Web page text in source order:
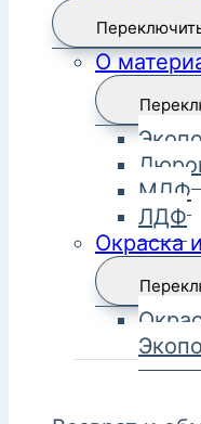
О
МДФ
ЛДФ
Окраска